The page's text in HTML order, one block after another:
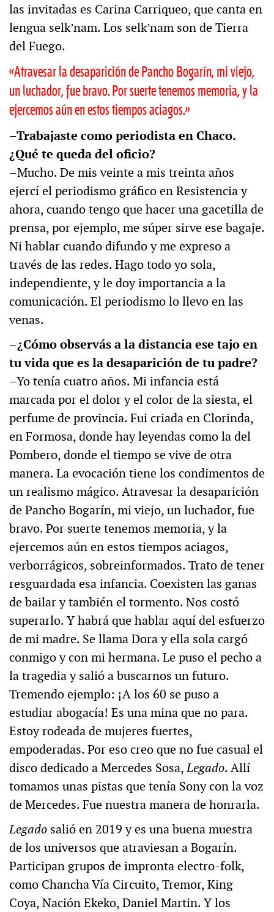
las invitadas es Carina Carriqueo, que canta en
lengua selk’nam. Los selk’nam son de Tierra
del Fuego.
«Atravesar la desaparición de Pancho Bogarín, mi viejo,
un luchador, fue bravo. Por suerte tenemos memoria, y la
ejercemos aún en estos tiempos aciagos.»
–Trabajaste como periodista en Chaco.
¿Qué te queda del oficio?
–Mucho. De mis veinte a mis treinta años
ejercí el periodismo gráfico en Resistencia y
ahora, cuando tengo que hacer una gacetilla de
prensa, por ejemplo, me súper sirve ese bagaje.
Ni hablar cuando difundo y me expreso a
través de las redes. Hago todo yo sola,
independiente, y le doy importancia a la
comunicación. El periodismo lo llevo en las
venas.
–¿Cómo observás a la distancia ese tajo en
tu vida que es la desaparición de tu padre?
–Yo tenía cuatro años. Mi infancia está
marcada por el dolor y el color de la siesta, el
perfume de provincia. Fui criada en Clorinda,
en Formosa, donde hay leyendas como la del
Pombero, donde el tiempo se vive de otra
manera. La evocación tiene los condimentos de
un realismo mágico. Atravesar la desaparición
de Pancho Bogarín, mi viejo, un luchador, fue
bravo. Por suerte tenemos memoria, y la
ejercemos aún en estos tiempos aciagos,
verborrágicos, sobreinformados. Trato de tener
resguardada esa infancia. Coexisten las ganas
de bailar y también el tormento. Nos costó
superarlo. Y habrá que hablar aquí del esfuerzo
de mi madre. Se llama Dora y ella sola cargó
conmigo y con mi hermana. Le puso el pecho a
la tragedia y salió a buscarnos un futuro.
Tremendo ejemplo: ¡A los 60 se puso a
estudiar abogacía! Es una mina que no para.
Estoy rodeada de mujeres fuertes,
empoderadas. Por eso creo que no fue casual el
disco dedicado a Mercedes Sosa,Legado. Allí
tomamos unas pistas que tenía Sony con la voz
de Mercedes. Fue nuestra manera de honrarla.
Legado salió en 2019 y es una buena muestra
de los universos que atraviesan a Bogarín.
Participan grupos de impronta electro-folk,
como Chancha Vía Circuito, Tremor, King
Coya, Nación Ekeko, Daniel Martin. Y los